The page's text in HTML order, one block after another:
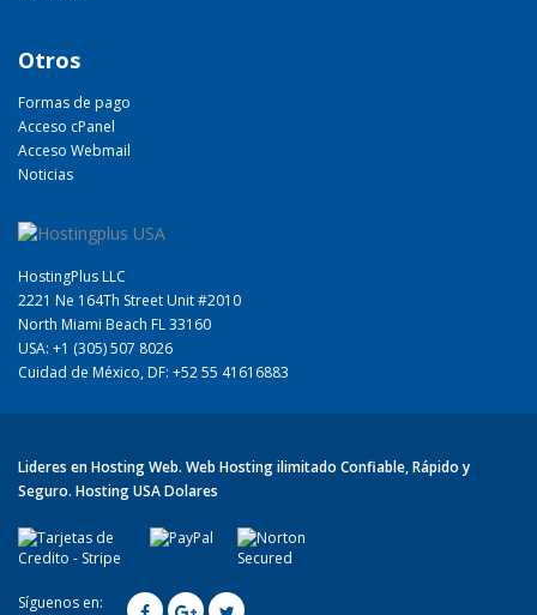
Otros
Formas de pago
Acceso cPanel
Acceso Webmail
Noticias
HostingPlus LLC
2221 Ne 164Th Street Unit #2010
North Miami Beach FL 33160
USA: +1 (305) 507 8026
Cuidad de México, DF: +52 55 41616883
Lideres en Hosting Web. Web Hosting ilimitado Confiable, Rápido y
Seguro. Hosting USA Dolares
Síguenos en: